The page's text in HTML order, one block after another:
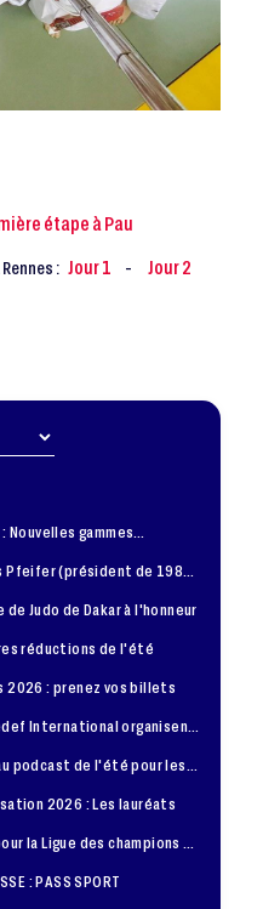
étape à Pau
: Jour 1 - Jour 2
Judo de Dakar à l'honneur
réductions de l'été
2026 : prenez vos billets
2026 : Les lauréats
: PASS SPORT